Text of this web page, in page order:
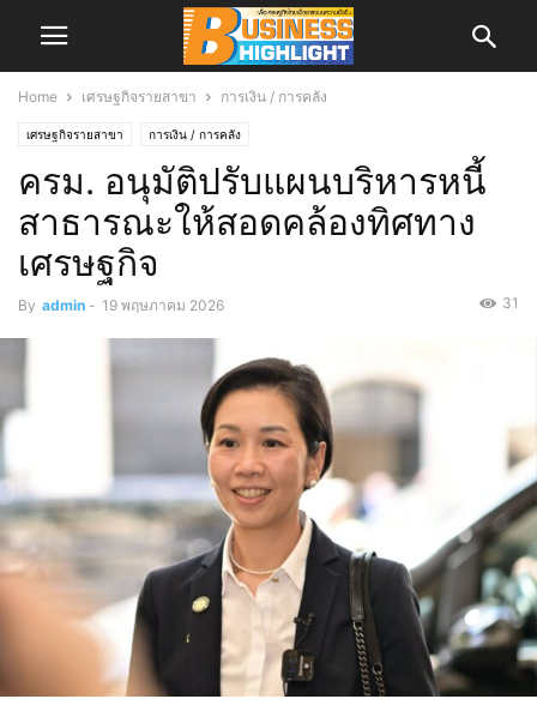
Home เศรษฐกิจรายสาขา การเงิน / การคลัง
เศรษฐกิจรายสาขา การเงิน / การคลัง
ครม. อนุมัติปรับแผนบริหารหนี้
สาธารณะให้สอดคล้องทิศทาง
เศรษฐกิจ
By admin - 19 พฤษภาคม 2026 31